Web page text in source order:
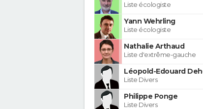
Liste écologiste
Yann Wehrling
Liste écologiste
Nathalie Arthaud
Liste d'extrême-gauche
Léopold-Edouard
Liste Divers
Philippe Ponge
Liste Divers